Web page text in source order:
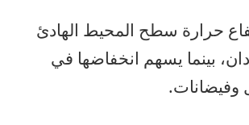
حرارة سطح المحيط الهادئ
بينما يسهم انخفاضها في
وفيضانات.